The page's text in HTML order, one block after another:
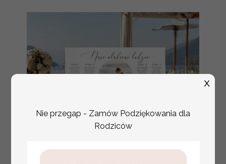
Nie przegap - Zamów Podziękowania dla
Rodziców
X